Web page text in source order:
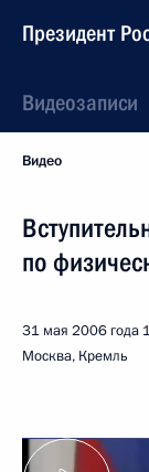
Президент
Видеозаписи
Видео
по
31 мая 2006 года
Москва, Кремль